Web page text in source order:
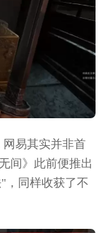
易其实并非首
间》此前便推出
，同样收获了不